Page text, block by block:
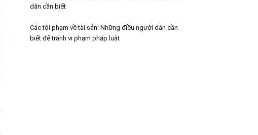
dân cần biết
Các tội phạm về tài sản: Những điều người dân cần
biết để tránh vi phạm pháp luật